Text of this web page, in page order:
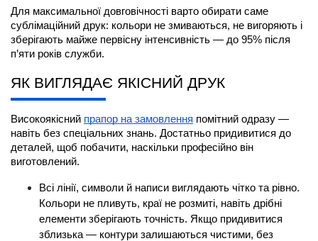
Для максимальної довговічності варто обирати саме
сублімаційний друк: кольори не змиваються, не вигоряють і
зберігають майже первісну інтенсивність — до 95% після
п’яти років служби.
ЯК ВИГЛЯДАЄ ЯКІСНИЙ ДРУК
Високоякісний прапор на замовлення помітний одразу —
навіть без спеціальних знань. Достатньо придивитися до
деталей, щоб побачити, наскільки професійно він
виготовлений.
Всі лінії, символи й написи виглядають чітко та рівно.
Кольори не пливуть, краї не розмиті, навіть дрібні
елементи зберігають точність. Якщо придивитися
зблизька — контури залишаються чистими, без